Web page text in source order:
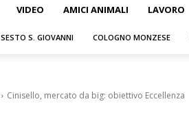
VIDEO AMICI ANIMALI LAVORO
SESTO S. GIOVANNI COLOGNO MONZESE
Cinisello, mercato da big: obiettivo Eccellenza